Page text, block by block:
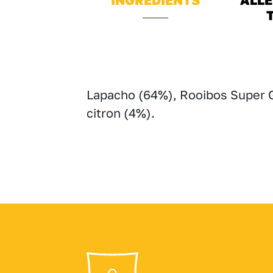
Lapacho (64%), Rooibos
citron (4%).